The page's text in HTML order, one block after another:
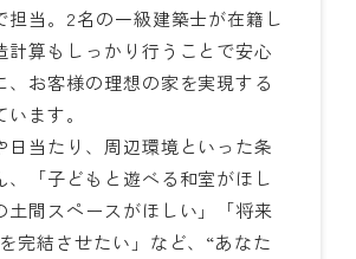
担当。2名の一級建築士が在籍し
計算もしっかり行うことで安心
、お客様の理想の家を実現する
ます。
日当たり、周辺環境といった条
、「子どもと遊べる和室がほし
土間スペースがほしい」「将来
完結させたい」など、“あなた